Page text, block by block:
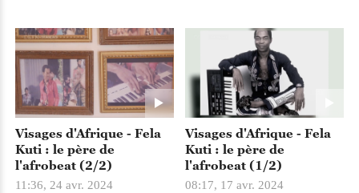
Visages d'Afrique - Fela
Kuti : le père de
l'afrobeat (2/2)
11:36, 24 avr. 2024
Visages d'Afrique - Fela
Kuti : le père de
l'afrobeat (1/2)
08:17, 17 avr. 2024